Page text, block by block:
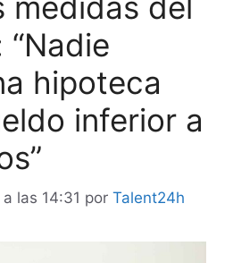
hipoteca
inferior a
las 14:31 por Talent24h